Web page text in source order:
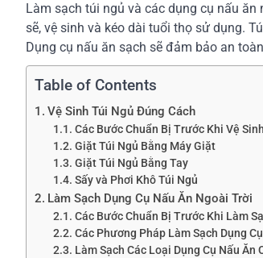
Làm sạch túi ngủ và các dụng cụ nấu
sẽ, vệ sinh và kéo dài tuổi thọ sử dụng.
Dụng cụ nấu ăn sạch sẽ đảm bảo an
Table of Contents
Vệ Sinh Túi Ngủ Đúng Cách
Các Bước Chuẩn Bị Trước Khi Vệ Sinh
Giặt Túi Ngủ Bằng Máy Giặt
Giặt Túi Ngủ Bằng Tay
Sấy và Phơi Khô Túi Ngủ
Làm Sạch Dụng Cụ Nấu Ăn Ngoài Trời
Các Bước Chuẩn Bị Trước Khi Làm
Các Phương Pháp Làm Sạch Dụng
Làm Sạch Các Loại Dụng Cụ Nấu Ăn